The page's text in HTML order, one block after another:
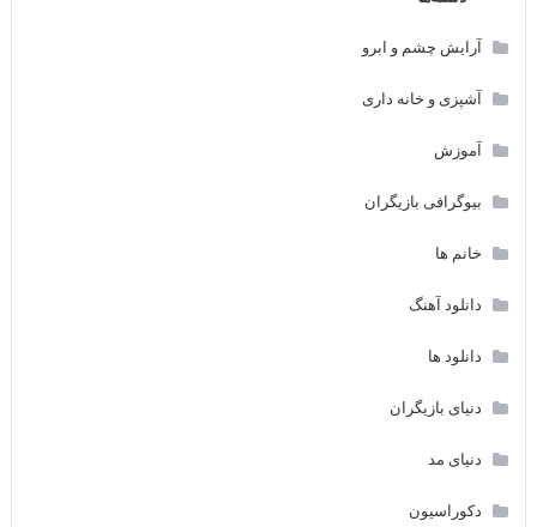
آرایش چشم و ابرو
آشپزی و خانه داری
آموزش
بیوگرافی بازیگران
خانم ها
دانلود آهنگ
دانلود ها
دنیای بازیگران
دنیای مد
دکوراسیون